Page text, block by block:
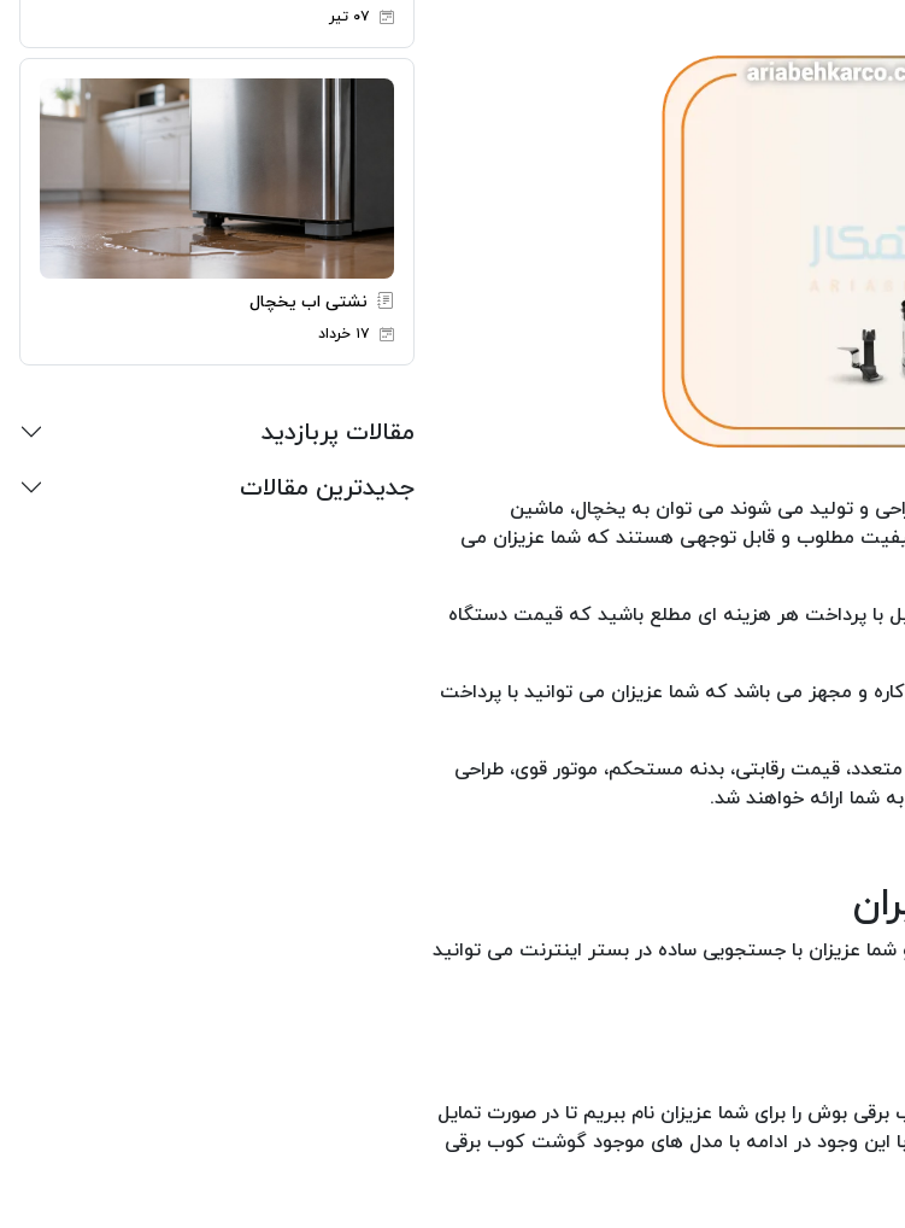
و تولید می شوند می توان به یخچال، ماشین
مطلوب و قابل توجهی هستند که شما عزیزان می
با پرداخت هر هزینه ای مطلع باشید که قیمت دستگاه
مجهز می باشد که شما عزیزان می توانید با پرداخت
قیمت رقابتی، بدنه مستحکم، موتور قوی، طراحی
شما ارائه خواهند شد.
عزیزان با جستجویی ساده در بستر اینترنت می توانید
بوش را برای شما عزیزان نام ببریم تا در صورت تمایل
این وجود در ادامه با مدل های موجود گوشت کوب برقی
۰۷ تیر
نشتی اب یخچال
۱۷ خرداد
مقالات پربازدید
جدیدترین مقالات